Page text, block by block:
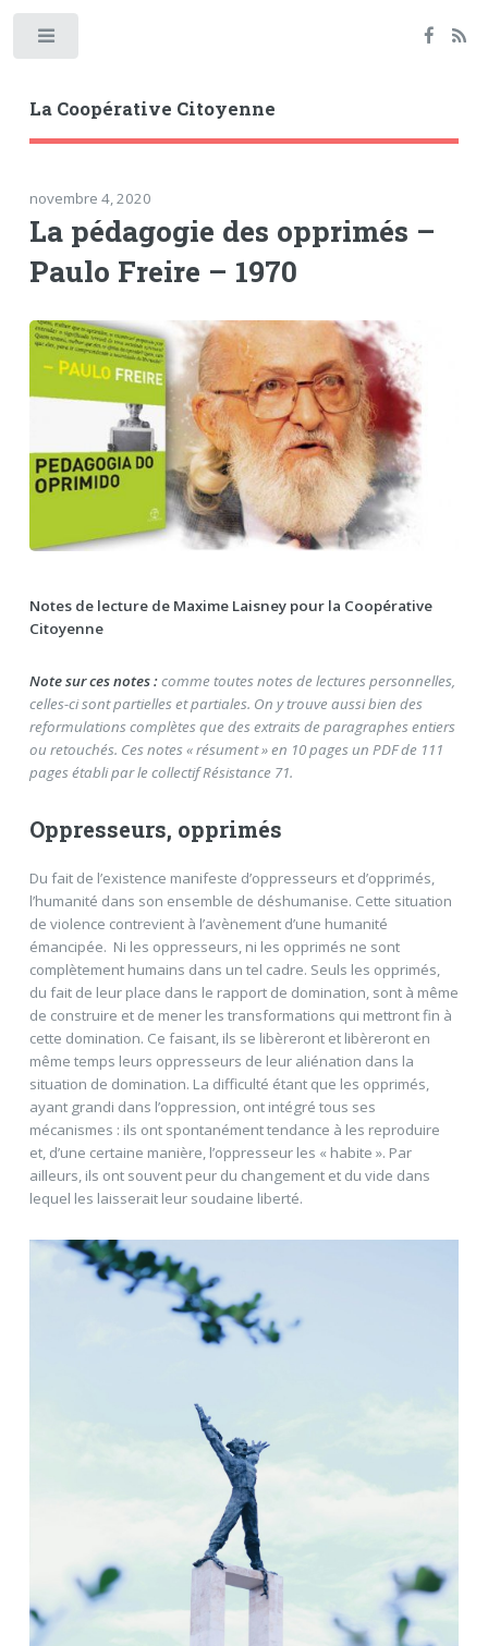
La Coopérative Citoyenne
novembre 4, 2020
La pédagogie des opprimés –
Paulo Freire – 1970
Notes de lecture de Maxime Laisney pour la Coopérative
Citoyenne
Note sur ces notes :comme toutes notes de lectures personnelles,
celles-ci sont partielles et partiales. On y trouve aussi bien des
reformulations complètes que des extraits de paragraphes entiers
ou retouchés. Ces notes « résument » en 10 pages un PDF de 111
pages établi par le collectif Résistance 71.
Oppresseurs, opprimés
Du fait de l’existence manifeste d’oppresseurs et d’opprimés,
l’humanité dans son ensemble de déshumanise. Cette situation
de violence contrevient à l’avènement d’une humanité
émancipée. Ni les oppresseurs, ni les opprimés ne sont
complètement humains dans un tel cadre. Seuls les opprimés,
du fait de leur place dans le rapport de domination, sont à même
de construire et de mener les transformations qui mettront fin à
cette domination. Ce faisant, ils se libèreront et libèreront en
même temps leurs oppresseurs de leur aliénation dans la
situation de domination. La difficulté étant que les opprimés,
ayant grandi dans l’oppression, ont intégré tous ses
mécanismes : ils ont spontanément tendance à les reproduire
et, d’une certaine manière, l’oppresseur les « habite ». Par
ailleurs, ils ont souvent peur du changement et du vide dans
lequel les laisserait leur soudaine liberté.